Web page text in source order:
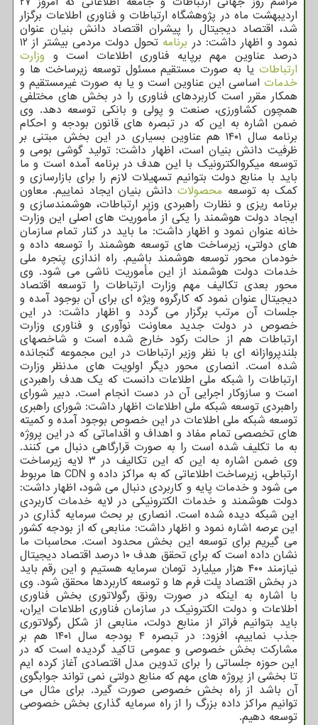
اردیبهشت ماه در پژوهشگاه ارتباطات و فناوری اطلاعات برگزار
شد، اقتصاد دیجیتال را پیشران اقتصاد دانش بنیان عنوان
نمود و اظهار داشت: در برنامه تحول دولت مردمی بیشتر از ۱۲
درصد عناوین مهم برپایه فناوری اطلاعات است و وزارت
ارتباطات یا به صورت مستقیم مسئول توسعه زیرساخت ها و
خدمات اساسی این عناوین است و یا به صورت غیرمستقیم و
همکار مقرر است کاربردهای فناوری را در بخش های مختلفی
همچون کشاورزی، صنعت و پولی و بانکی توسعه دهد. وی
ضمن اشاره به این که در تبصره های قانون بودجه و احکام
برنامه سال ۱۴۰۱ هم عناوین بسیاری در این بخش مبتنی بر
ظرفیت دانش بنیان است، اظهار داشت: تولید گوشی بومی و
توسعه میکروالکترونیک با این هدف در برنامه آمده است و ما
باید با منابع دولت بتوانیم تسهیلات لازم را برای بازارسازی و
کمک به توسعه محصولاتدانش بنیان ایجاد نماییم. معاون
برنامه ریزی و نظارت راهبردی وزیر ارتباطات، هوشمندسازی و
ایجاد دولت هوشمند را یکی از مأموریت های اصلی این وزارت
خانه عنوان نمود و اظهار داشت: ما باید در کنار تمام سازمان
های دولتی، زیرساخت های توسعه هوشمند را توسعه داده و
خودمان محور توسعه هوشمند باشیم. راه اندازی پنجره ملی
خدمات دولت هوشمند از این مأموریت ناشی می شود. وی
محور بعدی تکالیف مهم وزارت ارتباطات را توسعه اقتصاد
دیجیتال عنوان نمود که کارگروه ویژه ای برای آن بوجود آمده و
جلسات آن مرتب برگزار می گردد و اظهار داشت: در این
خصوص در دولت جدید معاونت نوآوری و فناوری وزارت
ارتباطات هم از حالت رکود خارج شده است و شاخصهای
بلندپروازانه ای با نظر وزیر ارتباطات در این مجموعه گنجانده
شده است. انصاری محور دیگر اولویت های مدنظر وزارت
ارتباطات را شبکه ملی اطلاعات دانست که یک هدف راهبردی
است و سازوکار اجرایی آن در دست انجام است. دبیر شورای
راهبردی توسعه شبکه ملی اطلاعات اظهار داشت: شورای راهبری
توسعه شبکه ملی اطلاعات در این خصوص بوجود آمده و کمیته
های تخصصی تمام مفاد و اهداف و اقداماتی که در این پروژه
به ما تکلیف شده است را به صورت قرارگاهی دنبال می کنند.
وی ضمن اشاره به این که این تکالیف در ۳ لایه زیرساخت
ارتباطی، زیرساخت اطلاعاتی که به مراکز داده و CDN ها مربوط
می شود و خدمات پایه و کاربردی دنبال می شود، اظهار داشت:
دولت هوشمند و خدمات الکترونیکی در لایه خدمات کاربردی
این شبکه دیده شده است. انصاری بر بحث سرمایه گذاری در
این عرصه اشاره نمود و اظهار داشت: منابعی که از بودجه کشور
می گیریم برای توسعه این بخش محدود است. محاسبات ما
نشان داده است که برای تحقق هدف ۱۰ درصد اقتصاد دیجیتال
نیازمند ۴۰۰ هزار میلیارد تومان سرمایه هستیم و این رقم باید
در بخش اقتصاد پلت فرم ها و توسعه کاربردها محقق شود. وی
با اشاره به اینکه در صورت رونق رگولاتوری بخش فناوری
اطلاعات و دولت الکترونیک در سازمان فناوری اطلاعات ایران،
باید بتوانیم فراتر از منابع دولت، منابعی از شکل رگولاتوری
جذب نماییم، افزود: در تبصره ۴ بودجه سال ۱۴۰۱ هم بر
مشارکت بخش خصوصی و عمومی تاکید گردیده است که در
این حوزه جلساتی را برای تدوین مدل اقتصادی آغاز کرده ایم
تا بخشی از پروژه های مهم که منابع دولتی نمی تواند جوابگوی
آن باشد از راه بخش خصوصی صورت گیرد. برای مثال می
توانیم مراکز داده بزرگ را از راه سرمایه گذاری بخش خصوصی
توسعه دهیم.